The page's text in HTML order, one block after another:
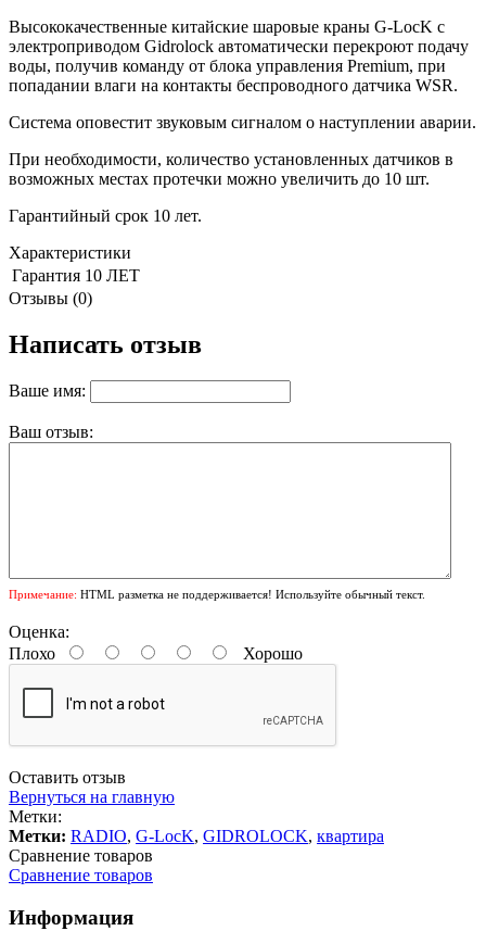
Высококачественные китайские шаровые краны G-LocK с
электроприводом Gidrolock автоматически перекроют подачу
воды, получив команду от блока управления Premium, при
попадании влаги на контакты беспроводного датчика WSR.
Система оповестит звуковым сигналом о наступлении аварии.
При необходимости, количество установленных датчиков в
возможных местах протечки можно увеличить до 10 шт.
Гарантийный срок 10 лет.
Характеристики
Гарантия 10 ЛЕТ
Отзывы (0)
Написать отзыв
Ваше имя:
Ваш отзыв:
Примечание: HTML разметка не поддерживается! Используйте обычный текст.
Оценка:
Плохо
Хорошо
Оставить отзыв
Вернуться на главную
Метки:
Метки: RADIO, G-LocK, GIDROLOCK, квартира
Сравнение товаров
Сравнение товаров
Информация